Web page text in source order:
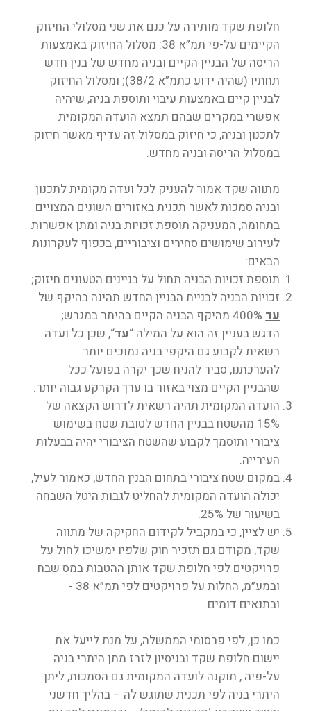
חלופת שקד מותירה על כנם את שני מסלולי החיזוק
הקיימים על-פי תמ”א 38: מסלול החיזוק באמצעות
הריסה של הבניין הקיים ובניה מחדש של בנין חדש
תחתיו (שהיה ידוע כתמ”א 38/2); ומסלול החיזוק
לבניין קיים באמצעות עיבוי ותוספת בניה, שיהיה
אפשרי במקרים שבהם תמצא הועדה המקומית
לתכנון ובניה, כי חיזוק במסלול זה עדיף מאשר חיזוק
במסלול הריסה ובניה מחדש.
מתווה שקד אמור להעניק לכל ועדה מקומית לתכנון
ובניה סמכות לאשר תכנית באזורים השונים המצויים
בתחומה, המעניקה תוספת זכויות בניה ומתן אפשרות
לעירוב שימושים סחירים וציבוריים, בכפוף לעקרונות
הבאים:
תוספת זכויות הבניה תחול על בניינים הטעונים חיזוק;
זכויות הבניה לבניית הבניין החדש תהינה בהיקף של
עד
400% מהיקף הבניה הקיים בהיתר במגרש;
הדגש בעניין זה הוא על המילה “עד“, שכן כל ועדה
רשאית לקבוע גם היקפי בניה נמוכים יותר.
להערכתנו, סביר להניח שכך יקרה בפועל ככל
שהבניין הקיים מצוי באזור בו ערך הקרקע גבוה יותר.
הועדה המקומית תהיה רשאית לדרוש הקצאה של
15% מהשטח בבניין החדש לטובת שטח בשימוש
ציבורי ותוסמך לקבוע שהשטח הציבורי יהיה בבעלות
העירייה.
במקום שטח ציבורי בתחום הבנין החדש, כאמור לעיל,
יכולה הועדה המקומית להחליט לגבות היטל השבחה
בשיעור של 25%.
יש לציין, כי במקביל לקידום החקיקה של מתווה
שקד, מקודם גם תזכיר חוק שלפיו ימשיכו לחול על
פרויקטים לפי חלופת שקד אותן ההטבות במס שבח
ובמע”מ, החלות על פרויקטים לפי תמ”א 38 -
ובתנאים דומים.
כמו כן, לפי פרסומי הממשלה, על מנת לייעל את
יישום חלופת שקד ובניסיון לזרז מתן היתרי בניה
על-פיה , תוקנה לועדה המקומית גם הסמכות, ליתן
היתרי בניה לפי תכנית שתוגש לה – בהליך חדשני